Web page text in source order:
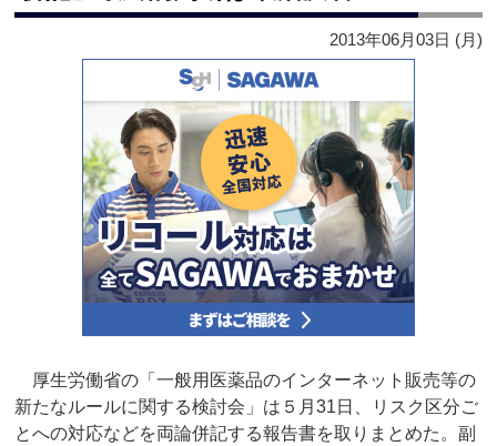
2013年06月03日 (月)
厚生労働省の「一般用医薬品のインターネット販売等の
新たなルールに関する検討会」は５月31日、リスク区分ご
とへの対応などを両論併記する報告書を取りまとめた。副